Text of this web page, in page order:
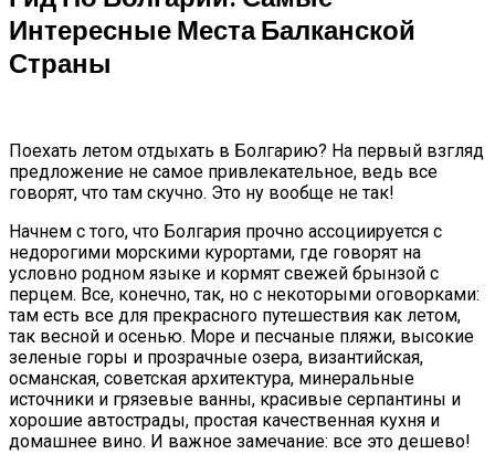
Интересные Места Балканской
Страны
Поехать летом отдыхать в Болгарию? На первый взгляд
предложение не самое привлекательное, ведь все
говорят, что там скучно. Это ну вообще не так!
Начнем с того, что Болгария прочно ассоциируется с
недорогими морскими курортами, где говорят на
условно родном языке и кормят свежей брынзой с
перцем. Все, конечно, так, но с некоторыми оговорками:
там есть все для прекрасного путешествия как летом,
так весной и осенью. Море и песчаные пляжи, высокие
зеленые горы и прозрачные озера, византийская,
османская, советская архитектура, минеральные
источники и грязевые ванны, красивые серпантины и
хорошие автострады, простая качественная кухня и
домашнее вино. И важное замечание: все это дешево!